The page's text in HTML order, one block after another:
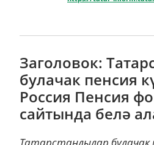
Заголовок:
булачак пенсия
Россия Пенсия
сайтында белә
Татарстанлылар булачак